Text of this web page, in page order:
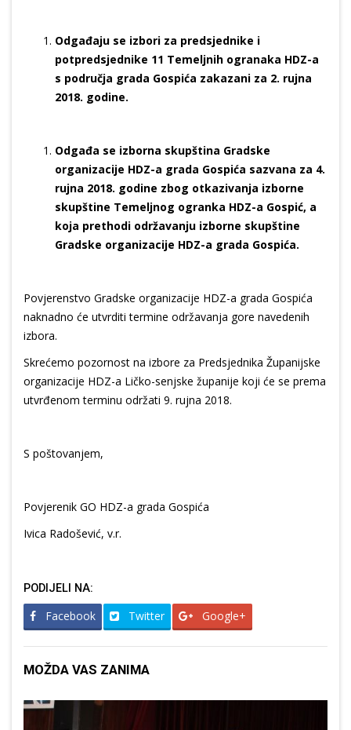
Odgađaju se izbori za predsjednike i
potpredsjednike 11 Temeljnih ogranaka HDZ-a
s područja grada Gospića zakazani za 2. rujna
2018. godine.
Odgađa se izborna skupština Gradske
organizacije HDZ-a grada Gospića sazvana za 4.
rujna 2018. godine zbog otkazivanja izborne
skupštine Temeljnog ogranka HDZ-a Gospić, a
koja prethodi održavanju izborne skupštine
Gradske organizacije HDZ-a grada Gospića.
Povjerenstvo Gradske organizacije HDZ-a grada Gospića
naknadno će utvrditi termine održavanja gore navedenih
izbora.
Skrećemo pozornost na izbore za Predsjednika Županijske
organizacije HDZ-a Ličko-senjske županije koji će se prema
utvrđenom terminu održati 9. rujna 2018.
S poštovanjem,
Povjerenik GO HDZ-a grada Gospića
Ivica Radošević, v.r.
PODIJELI NA:
Facebook Twitter Google+
MOŽDA VAS ZANIMA